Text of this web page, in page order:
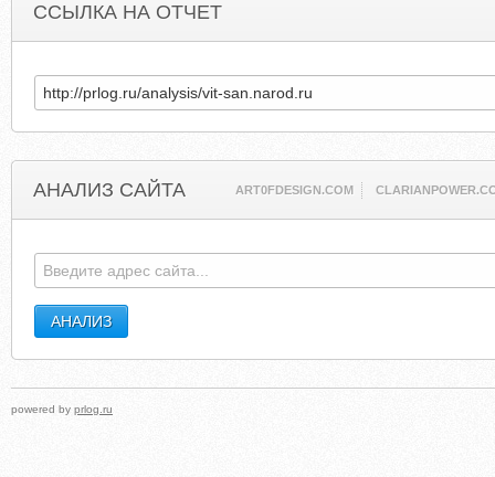
ССЫЛКА НА ОТЧЕТ
АНАЛИЗ САЙТА ART0FDESIGN.COM
powered by prlog.ru